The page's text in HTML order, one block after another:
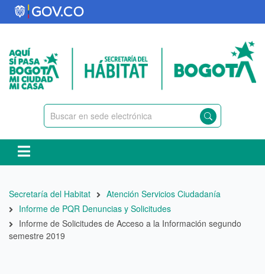
Pasar
al
principal
Ruta
de
navegación
Secretaría del Habitat
Atención Servicios Ciudadanía
Informe de PQR Denuncias y Solicitudes
Informe de Solicitudes de Acceso a la Información segundo
semestre 2019